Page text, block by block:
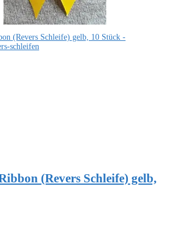
(Revers Schleife) gelb,